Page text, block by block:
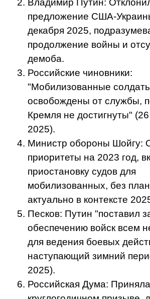
Владимир Путин:
предложение США-
декабря 2025,
продолжение войны и
демоба.
Российские чиновники:
"Мобилизованные
освобождены от службы,
Кремля не достигнуты"
2025).
Министр обороны Шойгу:
приоритеты на 2023 год,
приостановку судов для
мобилизованных, без
актуально в контексте
Песков: Путин "поставил
обеспечению войск всем
для ведения боевых
наступающий зимний
2025).
Российская Дума: